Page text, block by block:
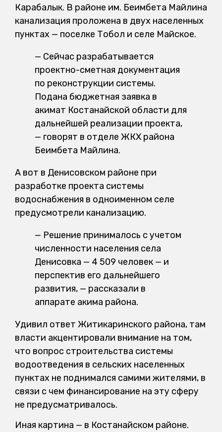
Карабалык. В районе им. Беимбета Майлина
канализация проложена в двух населенных
пунктах — поселке Тобол и селе Майское.
— Сейчас разрабатывается
проектно-сметная документация
по реконструкции системы.
Подана бюджетная заявка в
акимат Костанайской области для
дальнейшей реализации проекта,
— говорят в отделе ЖКХ района
Беимбета Майлина.
А вот в Денисовском районе при
разработке проекта системы
водоснабжения в одноименном селе
предусмотрели канализацию.
— Решение принималось с учетом
численности населения села
Денисовка — 4 509 человек — и
перспектив его дальнейшего
развития, — рассказали в
аппарате акима района.
Удивил ответ Житикаринского района, там
власти акцентировали внимание на том,
что вопрос строительства системы
водоотведения в сельских населенных
пунктах не поднимался самими жителями, в
связи с чем финансирование на эту сферу
не предусматривалось.
Иная картина — в Костанайском районе.